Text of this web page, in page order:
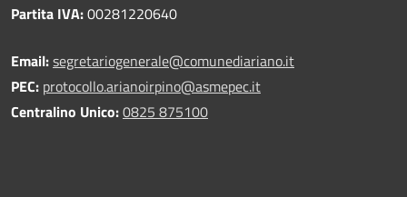
Partita IVA:00281220640
Email:segretariogenerale@comunediariano.it
PEC: protocollo.arianoirpino@asmepec.it
Centralino Unico:0825 875100